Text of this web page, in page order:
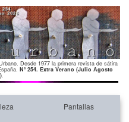
Desde 1977 la primera revista de sátira
Nº 254. Extra Verano (Julio Agosto
.
Pantallas